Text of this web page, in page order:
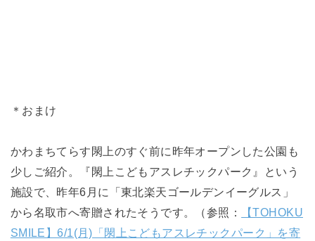
＊おまけ
かわまちてらす閖上のすぐ前に昨年オープンした公園も
少しご紹介。『閖上こどもアスレチックパーク』という
施設で、昨年6月に「東北楽天ゴールデンイーグルス」
から名取市へ寄贈されたそうです。（参照：
【TOHOKU
SMILE】6/1(月)「閖上こどもアスレチックパーク」を寄